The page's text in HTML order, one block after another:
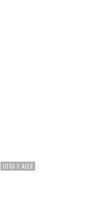
JOSS Y ALEX